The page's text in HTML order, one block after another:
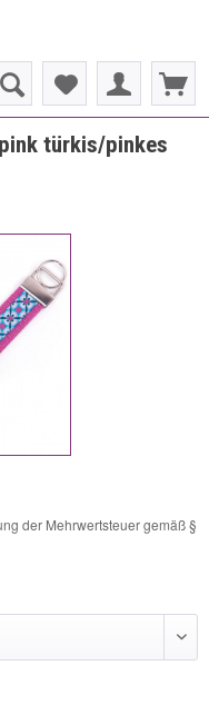
türkis/pinkes
der Mehrwertsteuer gemäß §